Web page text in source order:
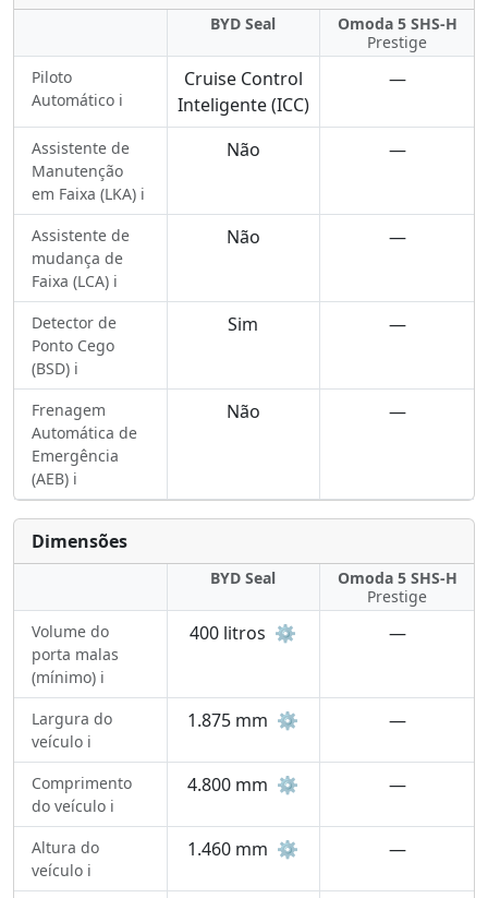
BYD Seal
Omoda 5 SHS-H
Prestige
Piloto
Automático ℹ️
Cruise Control
Inteligente (ICC)
—
Assistente de
Manutenção
em Faixa (LKA) ℹ️
Não —
Assistente de
mudança de
Faixa (LCA) ℹ️
Não —
Detector de
Ponto Cego
(BSD) ℹ️
Sim —
Frenagem
Automática de
Emergência
(AEB) ℹ️
Não —
Dimensões
BYD Seal
Omoda 5 SHS-H
Prestige
Volume do
porta malas
(mínimo) ℹ️
400 litros ⚙️ —
Largura do
veículo ℹ️
1.875 mm ⚙️ —
Comprimento
do veículo ℹ️
4.800 mm ⚙️ —
Altura do
veículo ℹ️
1.460 mm ⚙️ —